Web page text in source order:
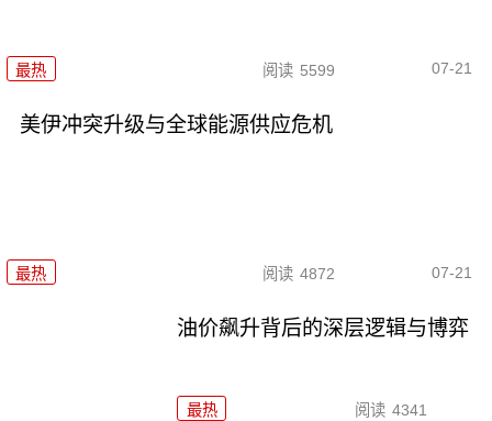
最热 阅读 5599 07-21
美伊冲突升级与全球能源供应危机
最热 阅读 4872 07-21
油价飙升背后的深层逻辑与博弈
最热 阅读 4341